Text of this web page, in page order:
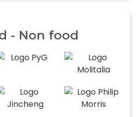
- Non food